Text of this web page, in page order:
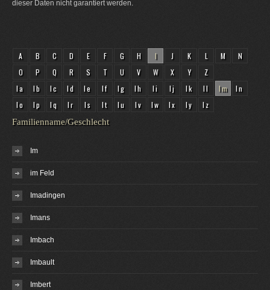
dieser Daten nicht garantiert werden.
A B C D E F G H I J K L M
N
O
P Q R S T U V W X Y
Z
Ia
Ib Ic Id Ie If Ig Ih Ii Ij Ik Il Im
In
Io
Ip Iq Ir Is It Iu Iv Iw Ix Iy Iz
Familienname/Geschlecht
Im
im Feld
Imadingen
Imans
Imbach
Imbault
Imbert